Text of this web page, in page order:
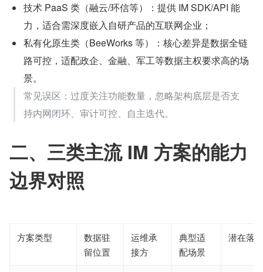
技术 PaaS 类（融云/环信等）：提供 IM SDK/API 能
力，适合需深度嵌入自研产品的互联网企业；
私有化原生类（BeeWorks 等）：核心差异是数据全链
路可控，适配政企、金融、军工等数据主权要求高的场
景。
常见误区：过度关注功能数量，忽略架构底层是否支
持内网闭环、审计可控、自主迭代。
二、三类主流 IM 方案的能力
边界对照
方案类型
数据驻
留位置
运维承
接方
典型适
配场景
潜在落